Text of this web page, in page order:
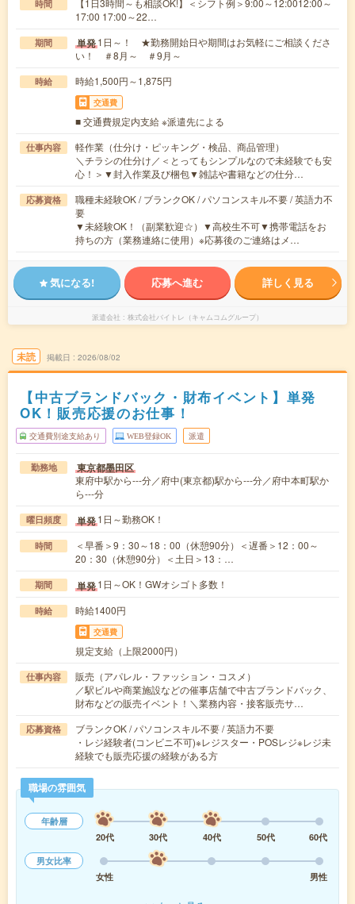
時間
17:00 17:00～22…
期間 単発1日～！ ★勤務開始日や期間はお気軽にご相談くださ
い！ ＃8月～ ＃9月～
時給 時給1,500円～1,875円
交通費
■ 交通費規定内支給 ※派遣先による
仕事内容
軽作業（仕分け・ピッキング・検品、商品管理）
＼チラシの仕分け／＜とってもシンプルなので未経験でも安
心！＞▼封入作業及び梱包▼雑誌や書籍などの仕分…
応募資格
職種未経験OK / ブランクOK / パソコンスキル不要 / 英語力不
要
▼未経験OK！（副業歓迎☆）▼高校生不可▼携帯電話をお
持ちの方（業務連絡に使用）※応募後のご連絡はメ…
気になる! 応募へ進む 詳しく見る
派遣会社 株式会社バイトレ（キャムコムグループ）
未読 掲載日 2026/08/02
【中古ブランドバック・財布イベント】単発
OK！販売応援のお仕事！
交通費別途支給あり WEB登録OK 派遣
勤務地 東京都墨田区
東府中駅から---分／府中(東京都)駅から---分／府中本町駅か
ら---分
曜日頻度 単発1日～勤務OK！
時間
＜早番＞9：30～18：00（休憩90分）＜遅番＞12：00～
20：30（休憩90分）＜土日＞13：…
期間 単発1日～OK！GWオシゴト多数！
時給 時給1400円
交通費
規定支給（上限2000円）
仕事内容
販売（アパレル・ファッション・コスメ）
／駅ビルや商業施設などの催事店舗で中古ブランドバック、
財布などの販売イベント！＼業務内容・接客販売サ…
応募資格
ブランクOK / パソコンスキル不要 / 英語力不要
・レジ経験者(コンビニ不可)※レジスター・POSレジ※レジ未
経験でも販売応援の経験がある方
職場の雰囲気
年齢層
20代
30代 40代 50代
60代
男女比率
女性
男性